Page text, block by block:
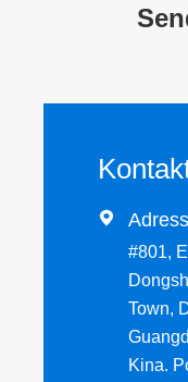

#801,
Town,
Kina.